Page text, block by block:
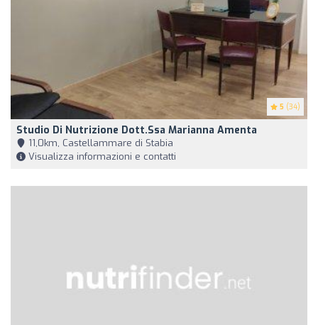
5 (34)
Studio Di Nutrizione Dott.ssa Marianna Amenta
11,0km, Castellammare di Stabia
Visualizza informazioni e contatti